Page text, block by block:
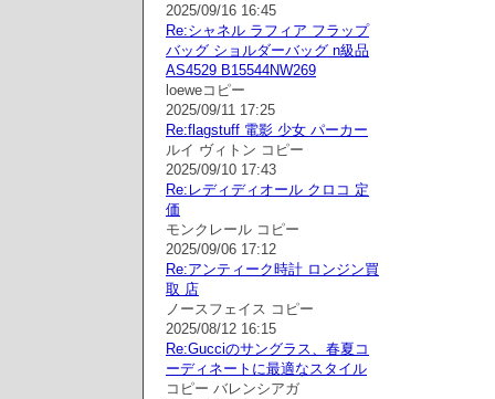
2025/09/16 16:45
Re:シャネル ラフィア フラップ
バッグ ショルダーバッグ n級品
AS4529 B15544NW269
loeweコピー
2025/09/11 17:25
Re:flagstuff 電影 少女 パーカー
ルイ ヴィトン コピー
2025/09/10 17:43
Re:レディディオール クロコ 定
価
モンクレール コピー
2025/09/06 17:12
Re:アンティーク時計 ロンジン買
取 店
ノースフェイス コピー
2025/08/12 16:15
Re:Gucciのサングラス、春夏コ
ーディネートに最適なスタイル
コピー バレンシアガ